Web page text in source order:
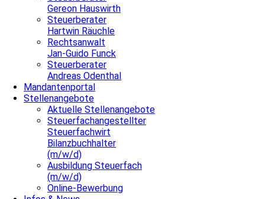
Gereon Hauswirth
Steuerberater
Hartwin Räuchle
Rechtsanwalt
Jan-Guido Funck
Steuerberater
Andreas Odenthal
Mandantenportal
Stellenangebote
Aktuelle Stellenangebote
Steuerfachangestellter
Steuerfachwirt
Bilanzbuchhalter
(m/w/d)
Ausbildung Steuerfach
(m/w/d)
Online-Bewerbung